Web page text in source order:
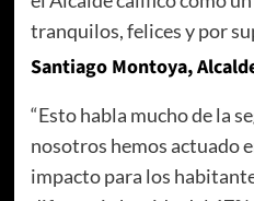
tranquilos, felices y por
Santiago Montoya,
“Esto habla mucho de la
nosotros hemos actuado
impacto para los